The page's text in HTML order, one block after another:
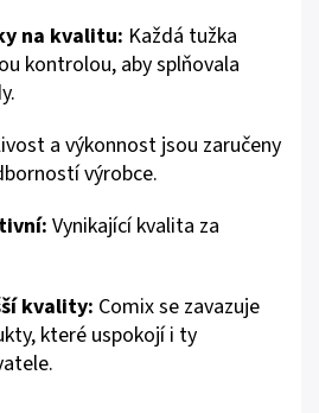
na kvalitu: Každá tužka
kontrolou, aby splňovala
a výkonnost jsou zaručeny
výrobce.
Vynikající kvalita za
kvality: Comix se zavazuje
které uspokojí i ty